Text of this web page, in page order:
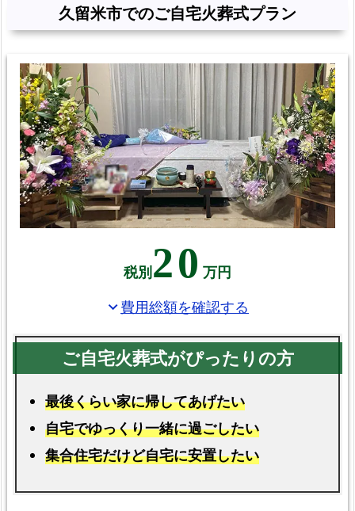
市
の
場
久
留
米
市
受
取
る
葬
祭
給
付
金
久
久留米市でのご自宅火葬式プラン
税別20万円
expand_more費用総額を確認する
最後くらい家に帰してあげたい
自宅でゆっくり一緒に過ごしたい
集合住宅だけど自宅に安置したい